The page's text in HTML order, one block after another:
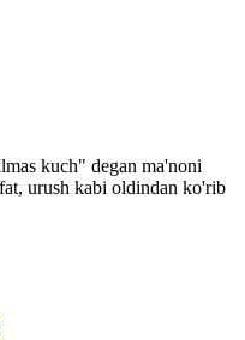
kuch" degan ma'noni
urush kabi oldindan ko'rib